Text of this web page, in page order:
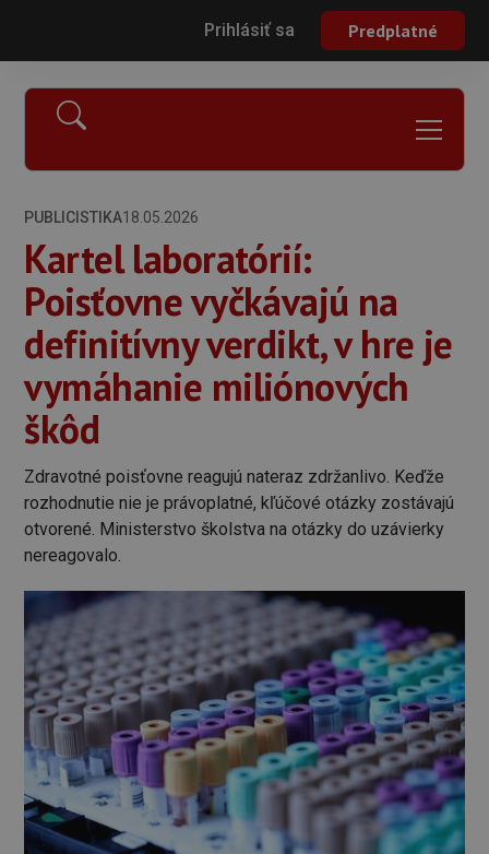
Prihlásiť sa Predplatné
PUBLICISTIKA18.05.2026
Kartel laboratórií:
Poisťovne vyčkávajú na
definitívny verdikt, v hre je
vymáhanie miliónových
škôd
Zdravotné poisťovne reagujú nateraz zdržanlivo. Keďže
rozhodnutie nie je právoplatné, kľúčové otázky zostávajú
otvorené. Ministerstvo školstva na otázky do uzávierky
nereagovalo.